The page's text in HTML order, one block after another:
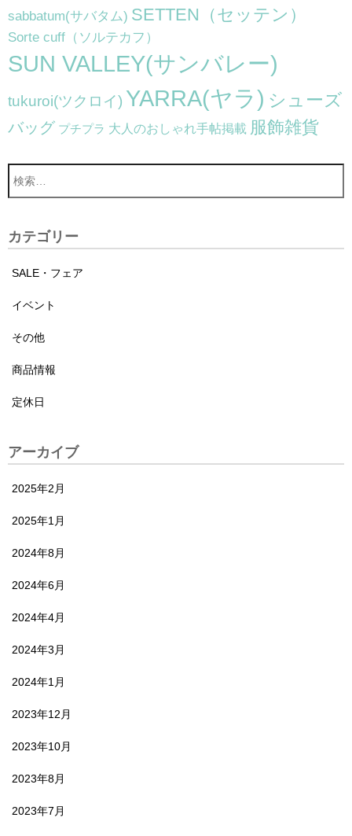
sabbatum(サバタム) SETTEN（セッテン）
Sorte cuff（ソルテカフ）
SUN VALLEY(サンバレー)
tukuroi(ツクロイ) YARRA(ヤラ) シューズ
バッグ プチプラ 大人のおしゃれ手帖掲載 服飾雑貨
カテゴリー
SALE・フェア
イベント
その他
商品情報
定休日
アーカイブ
2025年2月
2025年1月
2024年8月
2024年6月
2024年4月
2024年3月
2024年1月
2023年12月
2023年10月
2023年8月
2023年7月